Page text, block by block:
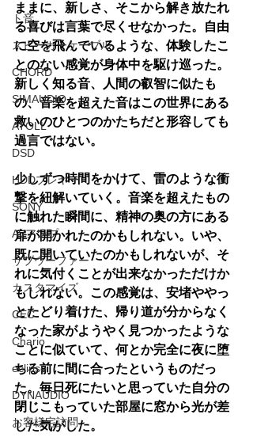
ト音
スピーカーケーブル
CHORD
SIMAUDIO
ATOLL
DSD
HDDプレヤー
SONY
AVアンプ
サブウーファー
カスタマイズ
CEC
Chario
eclipse
DYNAUDIO
お客様宅訪問
ままに、新しさ、そこから解き放たれ
る喜びは言葉で尽くせなかった。自由
に空を飛んでいるような、体験したこ
とのない感覚が身体中を駆け巡った。
新しく知る音、人間の叡智に似たも
の、音楽を超えた音はこの世界にある
救いのひとつのかたちだと形容しても
過言ではない。
少しずつ時間をかけて、雷のような衝
撃を紐解いていく。音楽を超えたもの
に触れた瞬間に、精神の奥の方にある
扉が開かれたのかもしれない。いや、
既に開いていたのかもしれないが、そ
れに気付くことが出来なかっただけか
もしれない。この感覚は、安堵ややっ
とたどり着けた、帰り道が分からなく
なった家がようやく見つかったような
ことに似ていて、何とか完全に夜に堕
ちる前に間に合ったというものだっ
た。毎日死にたいと思っていた自分の
閉じこもっていた部屋に窓から光が差
した気がした。